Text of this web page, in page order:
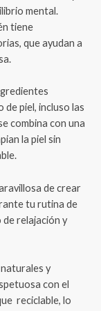
mental.
tiene
que ayudan a
piel, incluso las
combina con una
la piel sin
de crear
tu rutina de
relajación y
y
con el
reciclable, lo